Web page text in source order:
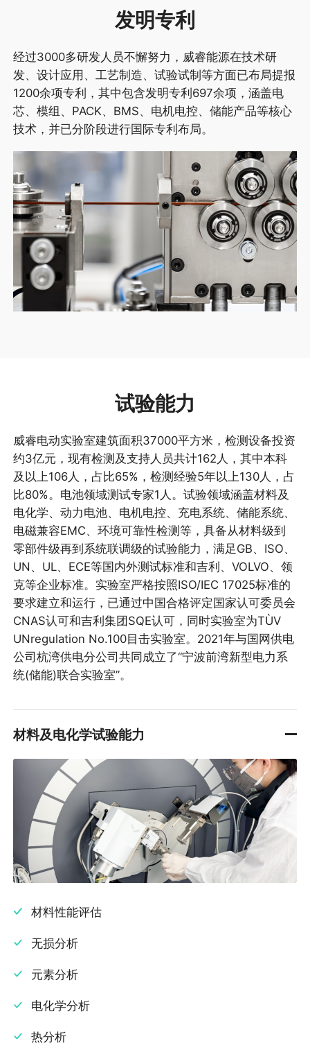
发明专利
经过3000多研发人员不懈努力，威睿能源在技术研
发、设计应用、工艺制造、试验试制等方面已布局提报
1200余项专利，其中包含发明专利697余项，涵盖电
芯、模组、PACK、BMS、电机电控、储能产品等核心
技术，并已分阶段进行国际专利布局。
试验能力
威睿电动实验室建筑面积37000平方米，检测设备投资
约3亿元，现有检测及支持人员共计162人，其中本科
及以上106人，占比65%，检测经验5年以上130人，占
比80%。电池领域测试专家1人。试验领域涵盖材料及
电化学、动力电池、电机电控、充电系统、储能系统、
电磁兼容EMC、环境可靠性检测等，具备从材料级到
零部件级再到系统联调级的试验能力，满足GB、ISO、
UN、UL、ECE等国内外测试标准和吉利、VOLVO、领
克等企业标准。实验室严格按照ISO/IEC 17025标准的
要求建立和运行，已通过中国合格评定国家认可委员会
CNAS认可和吉利集团SQE认可，同时实验室为TÙV
UNregulation No.100目击实验室。2021年与国网供电
公司杭湾供电分公司共同成立了“宁波前湾新型电力系
统(储能)联合实验室”。
材料及电化学试验能力
材料性能评估
无损分析
元素分析
电化学分析
热分析